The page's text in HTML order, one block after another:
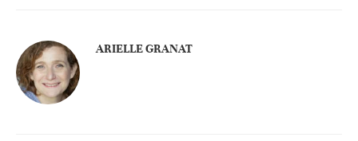
ARIELLE GRANAT